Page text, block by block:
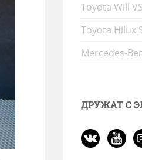
Toyota Will
Toyota Hilux
Mercedes-
ДРУЖАТ С